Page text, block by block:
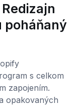
poháňaný
s celkom
zapojením.
opakovaných